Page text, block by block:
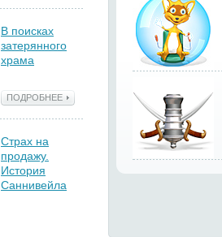
В поисках
затерянного
храма
ПОДРОБНЕЕ
Страх на
продажу.
История
Саннивейла